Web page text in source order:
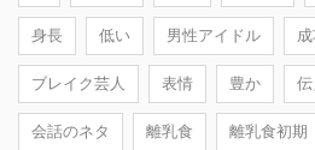
身長 低い 男性アイドル
ブレイク芸人 表情 豊か
会話のネタ 離乳食 離乳食初期